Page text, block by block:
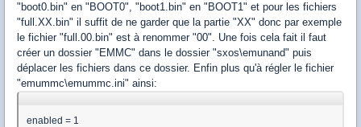
"boot0.bin" en "BOOT0", "boot1.bin" en "BOOT1" et pour les fichiers
"full.XX.bin" il suffit de ne garder que la partie "XX" donc par exemple
le fichier "full.00.bin" est à renommer "00". Une fois cela fait il faut
créer un dossier "EMMC" dans le dossier "sxos\emunand" puis
déplacer les fichiers dans ce dossier. Enfin plus qu'à régler le fichier
"emummc\emummc.ini" ainsi:
enabled = 1